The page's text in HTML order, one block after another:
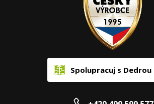
Spolupracuj s Dedrou